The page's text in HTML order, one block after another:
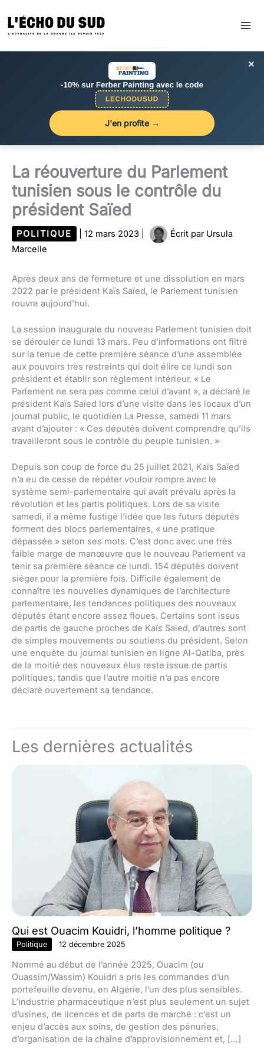
au
contenu
×
J'en profite →
La réouverture du Parlement
tunisien sous le contrôle du
président Saïed
POLITIQUE 12 mars 2023 Écrit par Ursula
Marcelle
Après deux ans de fermeture et une dissolution en mars
2022 par le président Kaïs Saïed, le Parlement tunisien
rouvre aujourd’hui.
La session inaugurale du nouveau Parlement tunisien doit
se dérouler ce lundi 13 mars. Peu d’informations ont filtré
sur la tenue de cette première séance d’une assemblée
aux pouvoirs très restreints qui doit élire ce lundi son
président et établir son règlement intérieur. « Le
Parlement ne sera pas comme celui d’avant », a déclaré le
président Kaïs Saïed lors d’une visite dans les locaux d’un
journal public, le quotidien La Presse, samedi 11 mars
avant d’ajouter : « Ces députés doivent comprendre qu’ils
travailleront sous le contrôle du peuple tunisien. »
Depuis son coup de force du 25 juillet 2021, Kaïs Saïed
n’a eu de cesse de répéter vouloir rompre avec le
système semi-parlementaire qui avait prévalu après la
révolution et les partis politiques. Lors de sa visite
samedi, il a même fustigé l’idée que les futurs députés
forment des blocs parlementaires, « une pratique
dépassée » selon ses mots. C’est donc avec une très
faible marge de manœuvre que le nouveau Parlement va
tenir sa première séance ce lundi. 154 députés doivent
siéger pour la première fois. Difficile également de
connaître les nouvelles dynamiques de l’architecture
parlementaire, les tendances politiques des nouveaux
députés étant encore assez floues. Certains sont issus
de partis de gauche proches de Kaïs Saïed, d’autres sont
de simples mouvements ou soutiens du président. Selon
une enquête du journal tunisien en ligne Al-Qatiba, près
de la moitié des nouveaux élus reste issue de partis
politiques, tandis que l’autre moitié n’a pas encore
déclaré ouvertement sa tendance.
Les dernières actualités
Qui est Ouacim Kouidri, l’homme politique ?
Politique 12 décembre 2025
Nommé au début de l’année 2025, Ouacim (ou
Ouassim/Wassim) Kouidri a pris les commandes d’un
portefeuille devenu, en Algérie, l’un des plus sensibles.
L’industrie pharmaceutique n’est plus seulement un sujet
d’usines, de licences et de parts de marché : c’est un
enjeu d’accès aux soins, de gestion des pénuries,
d’organisation de la chaîne d’approvisionnement et, […]